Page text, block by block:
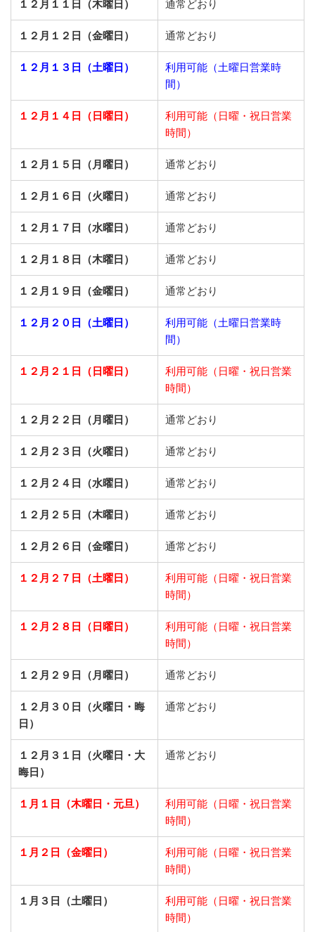
１２月１１日（木曜日） 通常どおり
１２月１２日（金曜日） 通常どおり
１２月１３日（土曜日）
利用可能（土曜日営業時
間）
１２月１４日（日曜日）
利用可能（日曜・祝日営業
時間）
１２月１５日（月曜日） 通常どおり
１２月１６日（火曜日） 通常どおり
１２月１７日（水曜日） 通常どおり
１２月１８日（木曜日） 通常どおり
１２月１９日（金曜日） 通常どおり
１２月２０日（土曜日）
利用可能（土曜日営業時
間）
１２月２１日（日曜日）
利用可能（日曜・祝日営業
時間）
１２月２２日（月曜日） 通常どおり
１２月２３日（火曜日） 通常どおり
１２月２４日（水曜日） 通常どおり
１２月２５日（木曜日） 通常どおり
１２月２６日（金曜日） 通常どおり
１２月２７日（土曜日）
利用可能（日曜・祝日営業
時間）
１２月２８日（日曜日）
利用可能（日曜・祝日営業
時間）
１２月２９日（月曜日） 通常どおり
１２月３０日（火曜日・晦
日）
通常どおり
１２月３１日（火曜日・大
晦日）
通常どおり
１月１日（木曜日・元旦）
利用可能（日曜・祝日営業
時間）
１月２日（金曜日）
利用可能（日曜・祝日営業
時間）
１月３日（土曜日）
利用可能（日曜・祝日営業
時間）